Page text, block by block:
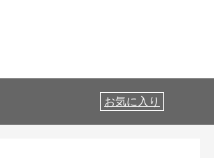
お気に入り